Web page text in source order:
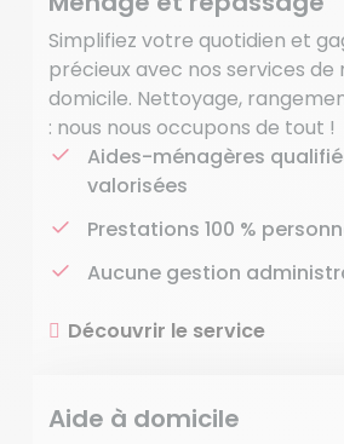
Simplifiez votre quotidien et
précieux avec nos services de
domicile. Nettoyage,
: nous nous occupons de tout !
Aides-ménagères
valorisées
Prestations 100 %
Aucune gestion
Découvrir le service
Aide à domicile